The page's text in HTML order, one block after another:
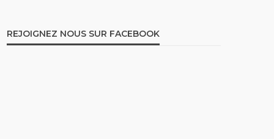
REJOIGNEZ NOUS SUR FACEBOOK